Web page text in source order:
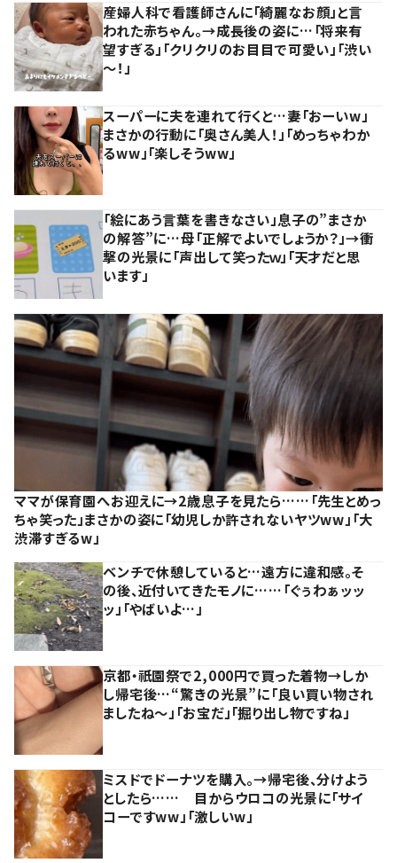
産婦人科で看護師さんに「綺麗なお顔」と言
われた赤ちゃん。→成長後の姿に…「将来有
望すぎる」「クリクリのお目目で可愛い」「渋い
～！」
スーパーに夫を連れて行くと…妻「おーいw」
まさかの行動に「奥さん美人！」「めっちゃわか
るww」「楽しそうww」
「絵にあう言葉を書きなさい」息子の”まさか
の解答”に…母「正解でよいでしょうか？」→衝
撃の光景に「声出して笑ったｗ」「天才だと思
います」
ママが保育園へお迎えに→2歳息子を見たら……「先生とめっ
ちゃ笑った」まさかの姿に「幼児しか許されないヤツww」「大
渋滞すぎるw」
ベンチで休憩していると…遠方に違和感。そ
の後、近付いてきたモノに……「ぐぅわぁッッ
ッ」「やばいよ…」
京都・祇園祭で2,000円で買った着物→しか
し帰宅後…“驚きの光景”に「良い買い物され
ましたね～」「お宝だ」「掘り出し物ですね」
ミスドでドーナツを購入。→帰宅後、分けよう
としたら…… 目からウロコの光景に「サイ
コーですww」「激しいw」